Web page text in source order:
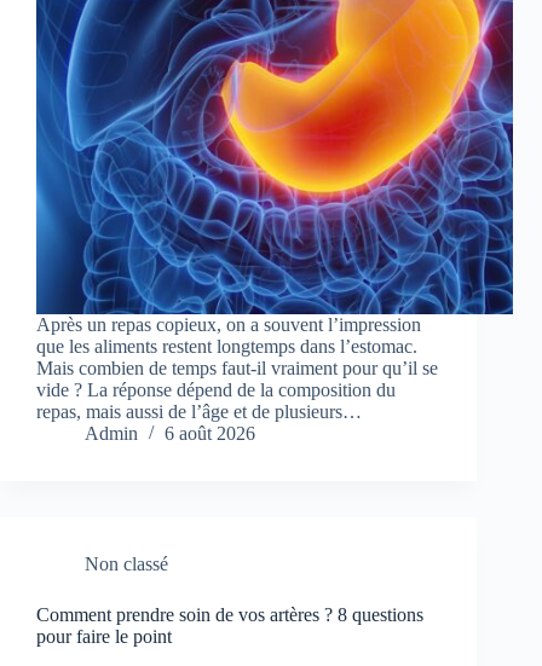
Après un repas copieux, on a souvent l’impression
que les aliments restent longtemps dans l’estomac.
Mais combien de temps faut-il vraiment pour qu’il se
vide ? La réponse dépend de la composition du
repas, mais aussi de l’âge et de plusieurs…
Admin
6 août 2026
Non classé
Comment prendre soin de vos artères ? 8 questions
pour faire le point